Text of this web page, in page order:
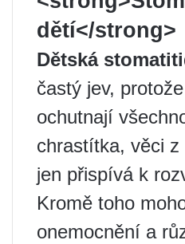
dětí</strong>
Dětská
častý jev,
ochutnají
chrastítka, věci z
jen přispívá k
Kromě toho
onemocnění a